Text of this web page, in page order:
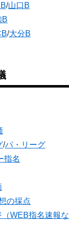
/山口B
B
/大分B
/パ・リーグ
指名
の採点
（WEB指名速報な